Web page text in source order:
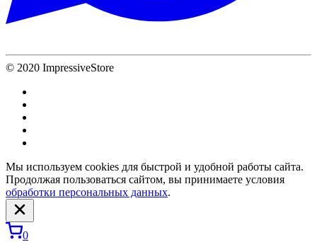
© 2020 ImpressiveStore
Мы используем cookies для быстрой и удобной работы сайта.
Продолжая пользоваться сайтом, вы принимаете условия
обработки персональных данных.
0